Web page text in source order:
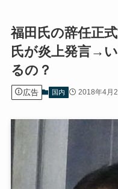
福田氏の辞任正
氏が炎上発言→
るの？
広告 国内 2018年4月